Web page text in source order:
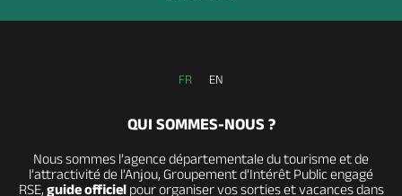
FR EN
QUI SOMMES-NOUS ?
Nous sommes l’agence départementale du tourisme et de
l’attractivité de l’Anjou, Groupement d’Intérêt Public engagé
RSE, guide officielpour organiser vos sorties et vacances dans